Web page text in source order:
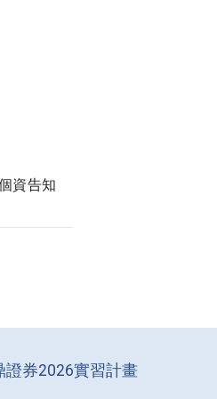
資告知
證券2026實習計畫